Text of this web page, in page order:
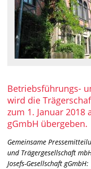
Betriebsführungs-
wird die
zum 1. Januar 2018
gGmbH übergeben.
Gemeinsame
und Trägergesellschaft
Josefs-Gesellschaft gGmbH: